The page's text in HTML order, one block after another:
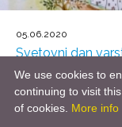
05.06.2020
Svetovni dan
Organizacija združenih
svetovni dan varstva
We use cookies to
continuing to visit
of cookies. More info